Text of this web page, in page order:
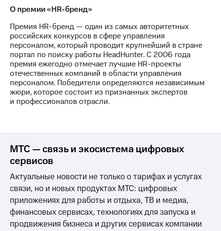
Описание
Еврооблигации-2023
Уведомление
о
погашении
именных
облигаций
Другое
Регистратор
Реквизиты
О премии «HR-бренд»
Премия HR-бренд — один из самых авторитетных
российских конкурсов в сфере управления
персоналом, который проводит крупнейший в стране
портал по поиску работы HeadHunter. С 2006 года
премия ежегодно отмечает лучшие HR-проекты
отечественных компаний в области управления
персоналом. Победители определяются независимым
жюри, которое состоит из признанных экспертов
и профессионалов отрасли.
МТС — связь и экосистема цифровых
сервисов
Актуальные новости не только о тарифах и услугах
связи, но и новых продуктах МТС: цифровых
приложениях для работы и отдыха, ТВ и медиа,
финансовых сервисах, технологиях для запуска и
продвижения бизнеса и других сервисах компании